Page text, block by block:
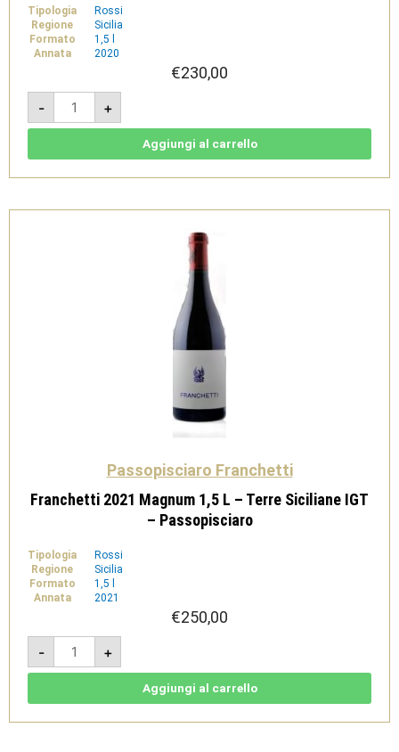
Tipologia
Rossi
Regione
Sicilia
Formato
1,5 l
Annata
2020
€230,00
-
Franchetti
2020
Magnum
1,5
Siciliane
Passopisciaro
+
Aggiungi al carrello
Passopisciaro Franchetti
Franchetti 2021 Magnum 1,5 L – Terre Siciliane IGT
– Passopisciaro
Tipologia
Rossi
Regione
Sicilia
Formato
1,5 l
Annata
2021
€250,00
-
Franchetti
2021
Magnum
1,5
Siciliane
+
Aggiungi al carrello